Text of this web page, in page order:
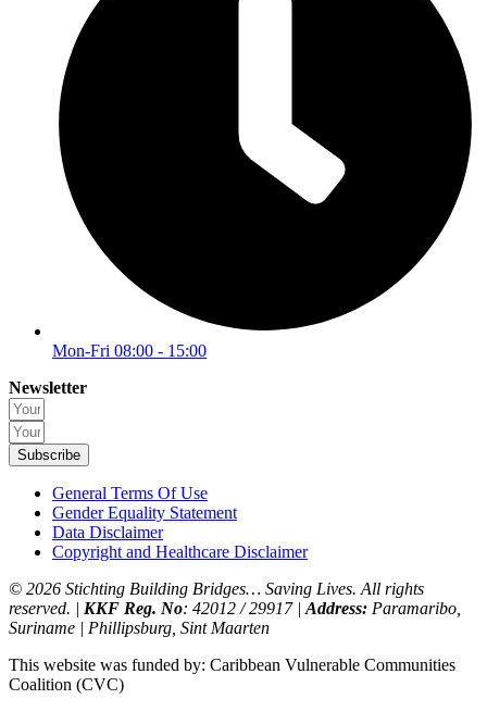
Mon-Fri 08:00 - 15:00
Newsletter
Subscribe
General Terms Of Use
Gender Equality Statement
Data Disclaimer
Copyright and Healthcare Disclaimer
© 2026 Stichting Building Bridges… Saving Lives. All rights
reserved. | KKF Reg. No: 42012 / 29917 | Address: Paramaribo,
Suriname | Phillipsburg, Sint Maarten
This website was funded by: Caribbean Vulnerable Communities
Coalition (CVC)